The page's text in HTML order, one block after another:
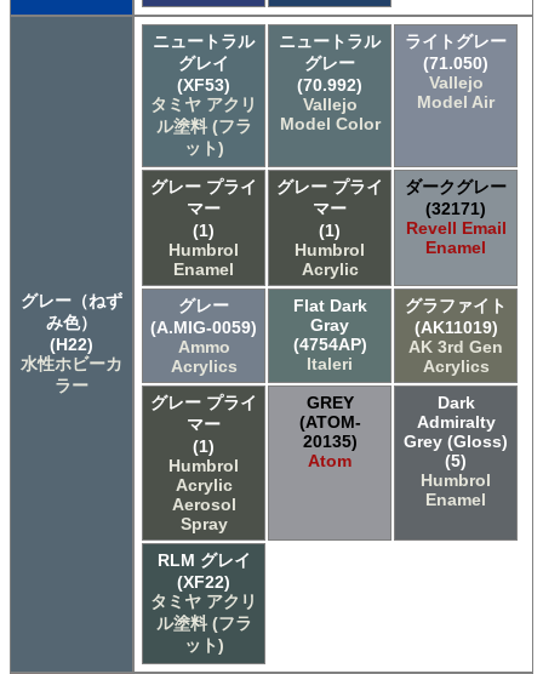
グレー（ねず
み色）
(H22)
水性ホビーカ
ラー
ニュートラル
グレイ
(XF53)
タミヤ アクリ
ル塗料 (フラ
ット)
ニュートラル
グレー
(70.992)
Vallejo
Model Color
ライトグレー
(71.050)
Vallejo
Model Air
グレー プライ
マー
(1)
Humbrol
Enamel
グレー プライ
マー
(1)
Humbrol
Acrylic
ダークグレー
(32171)
Revell Email
Enamel
グレー
(A.MIG-0059)
Ammo
Acrylics
Flat Dark
Gray
(4754AP)
Italeri
グラファイト
(AK11019)
AK 3rd Gen
Acrylics
グレー プライ
マー
(1)
Humbrol
Acrylic
Aerosol
Spray
GREY
(ATOM-
20135)
Atom
Dark
Admiralty
Grey (Gloss)
(5)
Humbrol
Enamel
RLM グレイ
(XF22)
タミヤ アクリ
ル塗料 (フラ
ット)